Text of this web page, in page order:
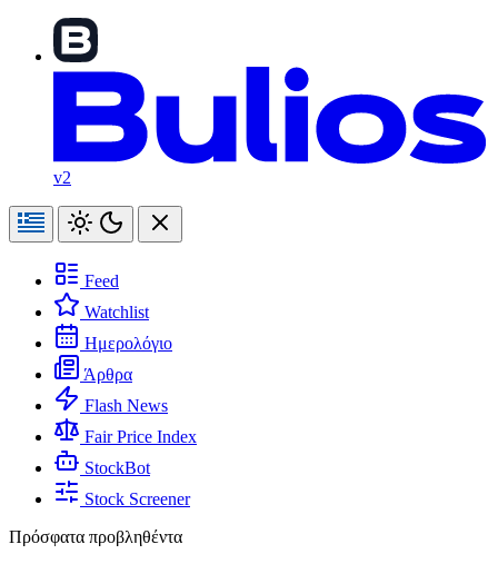
v2
Feed
Watchlist
Ημερολόγιο
Άρθρα
Flash News
Fair Price Index
StockBot
Stock Screener
Πρόσφατα προβληθέντα